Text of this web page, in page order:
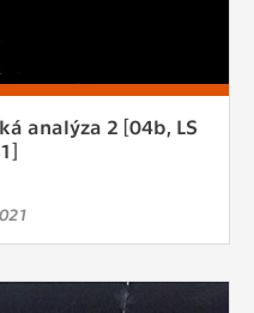
analýza 2 [04b, LS